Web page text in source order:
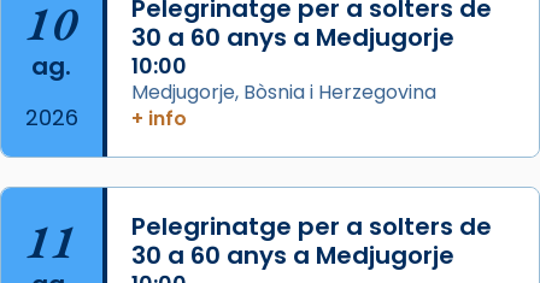
missa d’acció de gràcies en agraïment al
comitè organitzador de la visita apostòlica
del Sant Pare Lleó XIV a Barcelona, i als
col·laboradors, a la Catedral de Barcelona.
L’arquebisbe de Barcelona, el cardenal Joan
Josep Omella, ha presidit la missa i l’ha
concelebrat el bisbe auxiliar de Barcelona,
Mons. David Abadías.
10
ag.
2026
Pelegrinatge per a solters de
30 a 60 anys a Medjugorje
10:00
Medjugorje, Bòsnia i Herzegovina
+ info
11
Pelegrinatge per a solters de
30 a 60 anys a Medjugorje